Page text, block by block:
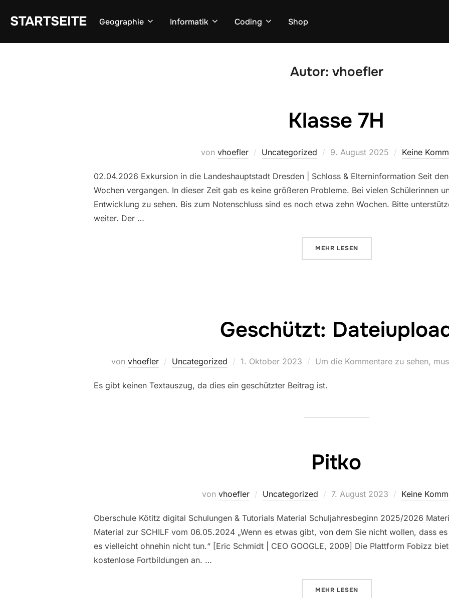
InhaltSTARTSEITE Geographie Informatik Coding Shop
Autor: vhoefler
Klasse 7H
von vhoefler Uncategorized
Veröffentlicht
9. August 2025 Keine
02.04.2026 Exkursion in die Landeshauptstadt Dresden | Schloss & Elterninformation Seit
Wochen vergangen. In dieser Zeit gab es keine größeren Probleme. Bei vielen Schülerinnen
Entwicklung zu sehen. Bis zum Notenschluss sind es noch etwa zehn Wochen. Bitte
weiter. Der …
MEHR ÜBER „KLASSE 7H“
LESEN
Geschützt:
von vhoefler Uncategorized
Veröffentlicht
1. Oktober 2023 Um die Kommentare zu sehen,
Es gibt keinen Textauszug, da dies ein geschützter Beitrag ist.
Pitko
von vhoefler Uncategorized
Veröffentlicht
7. August 2023 Keine
Oberschule Kötitz digital Schulungen & Tutorials Material Schuljahresbeginn 2025/2026
Material zur SCHILF vom 06.05.2024 „Wenn es etwas gibt, von dem Sie nicht wollen, dass
es vielleicht ohnehin nicht tun.“ [Eric Schmidt | CEO GOOGLE, 2009] Die Plattform Fobizz
kostenlose Fortbildungen an. …
MEHR ÜBER „PITKO“
LESEN